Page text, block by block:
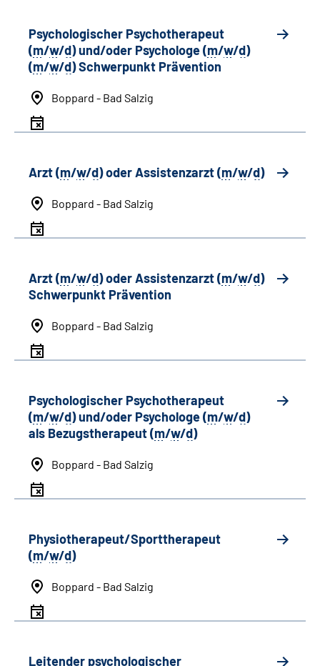
Psychologischer Psychotherapeut
(m/w/d) und/oder Psychologe (m/w/d)
(m/w/d) Schwerpunkt Prävention
Boppard - Bad Salzig
Arzt (m/w/d) oder Assistenzarzt (m/w/d)
Boppard - Bad Salzig
Arzt (m/w/d) oder Assistenzarzt (m/w/d)
Schwerpunkt Prävention
Boppard - Bad Salzig
Psychologischer Psychotherapeut
(m/w/d) und/oder Psychologe (m/w/d)
als Bezugstherapeut (m/w/d)
Boppard - Bad Salzig
Physiotherapeut/Sporttherapeut
(m/w/d)
Boppard - Bad Salzig
Leitender psychologischer